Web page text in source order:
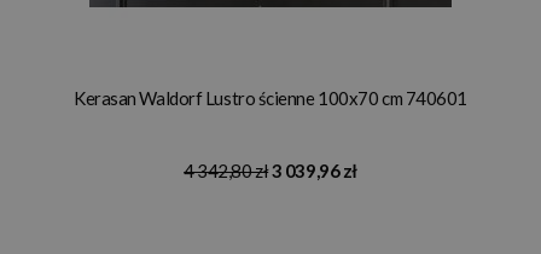
Kerasan Waldorf Lustro ścienne 100x70 cm 740601
4 342,80 zł3 039,96 zł